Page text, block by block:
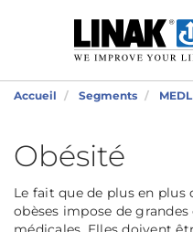
Accueil Segments
Obésité
Le fait que de plus en plus
obèses impose de